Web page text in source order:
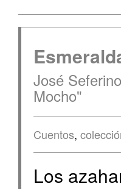
José
Mocho"
Cuentos,
Los